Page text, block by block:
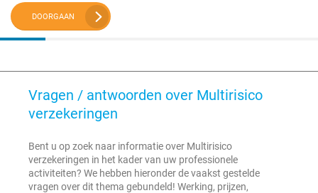
DOORGAAN
Vragen / antwoorden over Multirisico
verzekeringen
Bent u op zoek naar informatie over Multirisico
verzekeringen in het kader van uw professionele
activiteiten? We hebben hieronder de vaakst gestelde
vragen over dit thema gebundeld! Werking, prijzen,